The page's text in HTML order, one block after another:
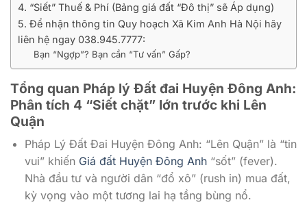
4. “Siết” Thuế & Phí (Bảng giá đất “Đô thị” sẽ Áp dụng)
5. Để nhận thông tin Quy hoạch Xã Kim Anh Hà Nội hãy
liên hệ ngay 038.945.7777:
Bạn “Ngợp”? Bạn cần “Tư vấn” Gấp?
Tổng quan Pháp lý Đất đai Huyện Đông Anh:
Phân tích 4 “Siết chặt” lớn trước khi Lên
Quận
Pháp Lý Đất Đai Huyện Đông Anh: “Lên Quận” là “tin
vui” khiến Giá đất Huyện Đông Anh“sốt” (fever).
Nhà đầu tư và người dân “đổ xô” (rush in) mua đất,
kỳ vọng vào một tương lai hạ tầng bùng nổ.